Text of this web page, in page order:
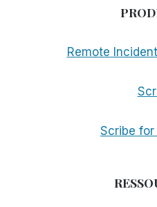
Remote
Scribe